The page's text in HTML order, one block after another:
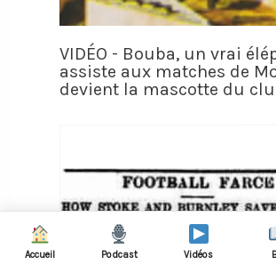
VIDÉO - Bouba, un vrai
assiste aux matches de
devient la mascotte du
Accueil Podcast Vidéos